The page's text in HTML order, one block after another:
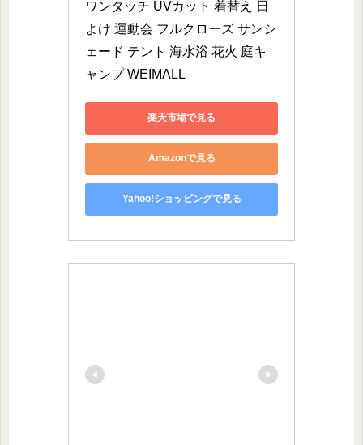
ワンタッチ UVカット 着替え 日
よけ 運動会 フルクローズ サンシ
ェード テント 海水浴 花火 庭キ
ャンプ WEIMALL
楽天市場で見る
Amazonで見る
Yahoo!ショッピングで見る